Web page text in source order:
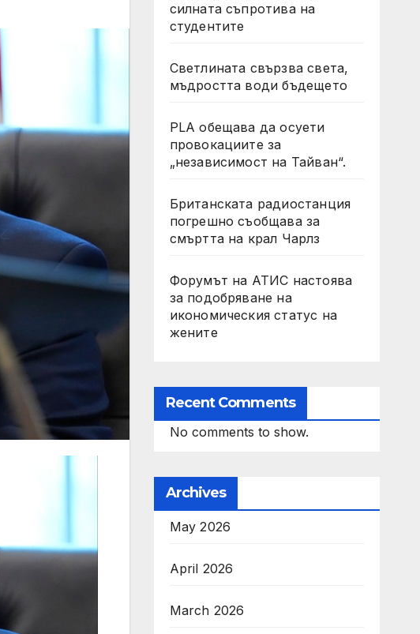
силната съпротива на
студентите
Светлината свързва света,
мъдростта води бъдещето
PLA обещава да осуети
провокациите за
„независимост на Тайван“.
Британската радиостанция
погрешно съобщава за
смъртта на крал Чарлз
Форумът на АТИС настоява
за подобряване на
икономическия статус на
жените
Recent Comments
No comments to show.
Archives
May 2026
April 2026
March 2026